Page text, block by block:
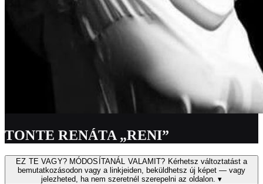
TONTE RENÁTA „RENI”
EZ TE VAGY? MÓDOSÍTANÁL VALAMIT? Kérhetsz változtatást a
bemutatkozásodon vagy a linkjeiden, beküldhetsz új képet — vagy
jelezheted, ha nem szeretnél szerepelni az oldalon. ▾